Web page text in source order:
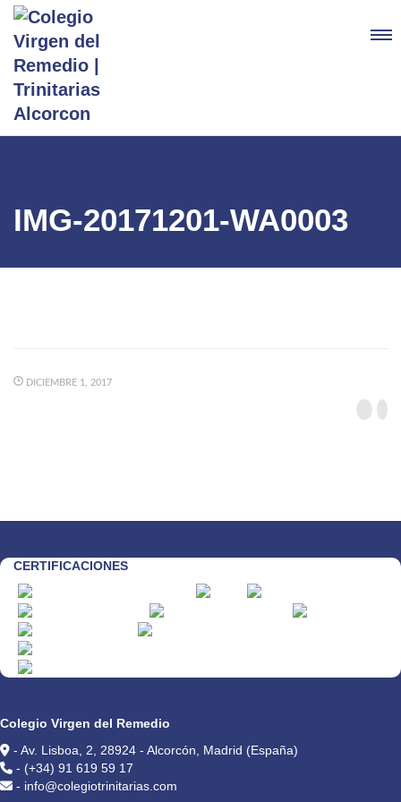
IMG-20171201-WA0003
DICIEMBRE 1, 2017
CERTIFICACIONES
Colegio Virgen del Remedio
- Av. Lisboa, 2, 28924 - Alcorcón, Madrid (España)
- (+34) 91 619 59 17
- info@colegiotrinitarias.com